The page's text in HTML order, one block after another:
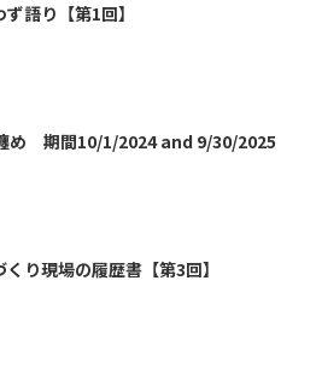
語り【第1回】
め 期間10/1/2024 and 9/30/2025
り現場の履歴書【第3回】